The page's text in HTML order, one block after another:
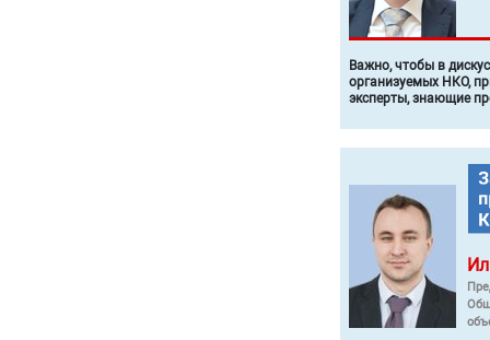
Важно, чтобы в
организуемых НКО,
эксперты, знающие